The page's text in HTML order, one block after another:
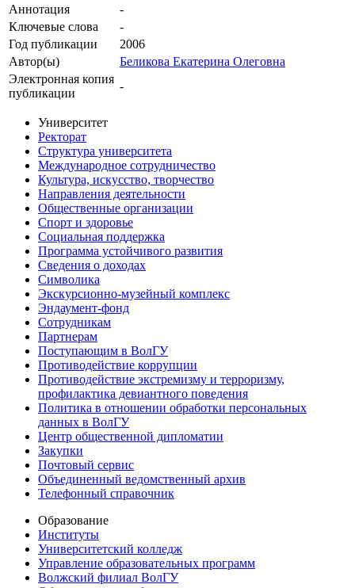
Аннотация
-
Ключевые cлова
-
Год публикации
2006
Автор(ы)
Беликова Екатерина Олеговна
Электронная копия
публикации
-
Университет
Ректорат
Структура университета
Международное сотрудничество
Культура, искусство, творчество
Направления деятельности
Общественные организации
Спорт и здоровье
Социальная поддержка
Программа устойчивого развития
Сведения о доходах
Символика
Экскурсионно-музейный комплекс
Эндаумент-фонд
Сотрудникам
Партнерам
Поступающим в ВолГУ
Противодействие коррупции
Противодействие экстремизму и терроризму,
профилактика девиантного поведения
Политика в отношении обработки персональных
данных в ВолГУ
Центр общественной дипломатии
Закупки
Почтовый сервис
Объединенный ведомственный архив
Телефонный справочник
Образование
Институты
Университетский колледж
Управление образовательных программ
Волжский филиал ВолГУ